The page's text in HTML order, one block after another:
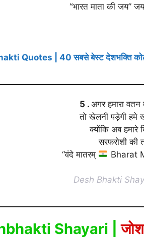
“भारत माता की जय”
Quotes | 40 सबसे बेस्ट देशभक्ति
5 . अगर हमारा
तो खेलनी पड़ेगी हमे
क्योंकि अब हमारे
सरफरोशी की
“वंदे मातरम्
Bharat
Desh Bhakti
Shayari |